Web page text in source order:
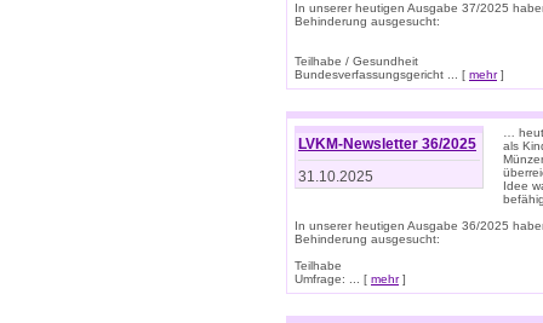
In unserer heutigen Ausgabe 37/2025
Behinderung ausgesucht:
Teilhabe / Gesundheit
Bundesverfassungsgericht ... [ mehr]
LVKM-Newsletter 36/2025
31.10.2025
…
als
Idee
In unserer heutigen Ausgabe 36/2025
Behinderung ausgesucht:
Teilhabe
Umfrage: ... [ mehr]